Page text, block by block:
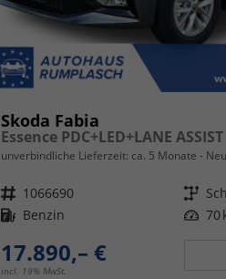
Skoda Fabia
Essence PDC+LED+LANE ASSIST
unverbindliche Lieferzeit: ca. 5 Monate
Fahrzeugnr. 1066690 Getriebe
Kraftstoff Benzin Leistung 70
17.890,– €
incl. 19% MwSt.